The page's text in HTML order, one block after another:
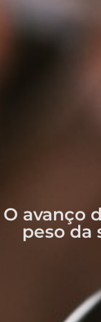
O avanço
peso da